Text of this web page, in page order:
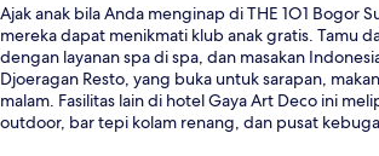
Ajak anak bila Anda menginap di THE 1O1 Bogor
mereka dapat menikmati klub anak gratis. Tamu
dengan layanan spa di spa, dan masakan
Djoeragan Resto, yang buka untuk sarapan,
malam. Fasilitas lain di hotel Gaya Art Deco ini
outdoor, bar tepi kolam renang, dan pusat